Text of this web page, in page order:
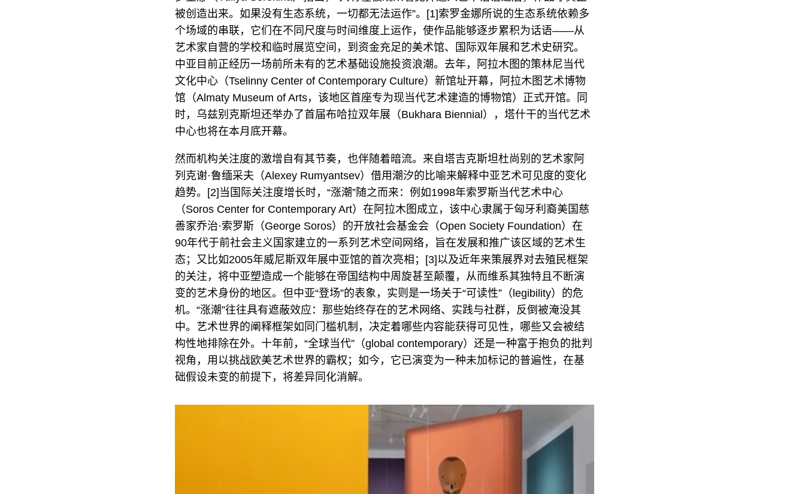
被创造出来。如果没有生态系统，一切都无法运作”。[1]索罗金娜所说的生态系统依赖多
个场域的串联，它们在不同尺度与时间维度上运作，使作品能够逐步累积为话语——从
艺术家自营的学校和临时展览空间，到资金充足的美术馆、国际双年展和艺术史研究。
中亚目前正经历一场前所未有的艺术基础设施投资浪潮。去年，阿拉木图的策林尼当代
文化中心（Tselinny Center of Contemporary Culture）新馆址开幕，阿拉木图艺术博物
馆（Almaty Museum of Arts，该地区首座专为现当代艺术建造的博物馆）正式开馆。同
时，乌兹别克斯坦还举办了首届布哈拉双年展（Bukhara Biennial），塔什干的当代艺术
中心也将在本月底开幕。
然而机构关注度的激增自有其节奏，也伴随着暗流。来自塔吉克斯坦杜尚别的艺术家阿
列克谢·鲁缅采夫（Alexey Rumyantsev）借用潮汐的比喻来解释中亚艺术可见度的变化
趋势。[2]当国际关注度增长时，“涨潮”随之而来：例如1998年索罗斯当代艺术中心
（Soros Center for Contemporary Art）在阿拉木图成立，该中心隶属于匈牙利裔美国慈
善家乔治·索罗斯（George Soros）的开放社会基金会（Open Society Foundation）在
90年代于前社会主义国家建立的一系列艺术空间网络，旨在发展和推广该区域的艺术生
态；又比如2005年威尼斯双年展中亚馆的首次亮相；[3]以及近年来策展界对去殖民框架
的关注，将中亚塑造成一个能够在帝国结构中周旋甚至颠覆，从而维系其独特且不断演
变的艺术身份的地区。但中亚“登场”的表象，实则是一场关于“可读性”（legibility）的危
机。“涨潮”往往具有遮蔽效应：那些始终存在的艺术网络、实践与社群，反倒被淹没其
中。艺术世界的阐释框架如同门槛机制，决定着哪些内容能获得可见性，哪些又会被结
构性地排除在外。十年前，“全球当代”（global contemporary）还是一种富于抱负的批判
视角，用以挑战欧美艺术世界的霸权；如今，它已演变为一种未加标记的普遍性，在基
础假设未变的前提下，将差异同化消解。